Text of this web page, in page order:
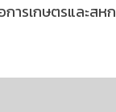
การเกษตรและส